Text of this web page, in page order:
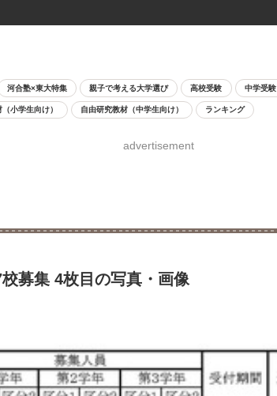
河合塾×東大特集 親子で考える大学選び 高校受験 中学受験
小学生向け） 自由研究教材（中学生向け） ランキング
advertisement
募集 4枚目の写真・画像